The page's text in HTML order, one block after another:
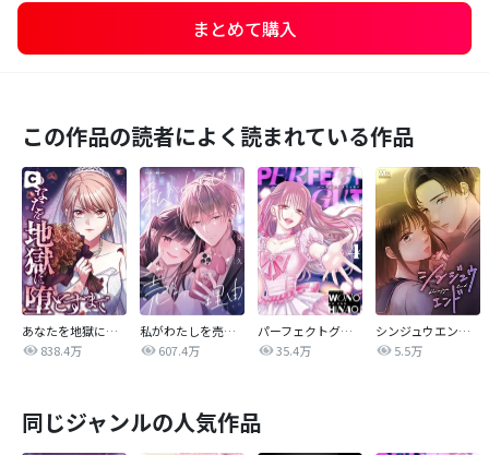
まとめて購入
この作品の読者によく読まれている作品
あなたを地獄に堕とすまで
838.4万
私がわたしを売る理由
607.4万
パーフェクトグリッター
35.4万
シンジュウエンド【タテヨミ】
5.5万
同じジャンルの人気作品